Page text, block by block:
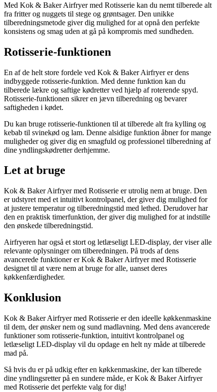
Med Kok & Baker Airfryer med Rotisserie kan du nemt tilberede alt
fra fritter og nuggets til stege og grøntsager. Den unikke
tilberedningsmetode giver dig mulighed for at opnå den perfekte
konsistens og smag uden at gå på kompromis med sundheden.
Rotisserie-funktionen
En af de helt store fordele ved Kok & Baker Airfryer er dens
indbyggede rotisserie-funktion. Med denne funktion kan du
tilberede lækre og saftige kødretter ved hjælp af roterende spyd.
Rotisserie-funktionen sikrer en jævn tilberedning og bevarer
saftigheden i kødet.
Du kan bruge rotisserie-funktionen til at tilberede alt fra kylling og
kebab til svinekød og lam. Denne alsidige funktion åbner for mange
muligheder og giver dig en smagfuld og professionel tilberedning af
dine yndlingskødretter derhjemme.
Let at bruge
Kok & Baker Airfryer med Rotisserie er utrolig nem at bruge. Den
er udstyret med et intuitivt kontrolpanel, der giver dig mulighed for
at justere temperatur og tilberedningstid med lethed. Derudover har
den en praktisk timerfunktion, der giver dig mulighed for at indstille
den ønskede tilberedningstid.
Airfryeren har også et stort og letlæseligt LED-display, der viser alle
relevante oplysninger om tilberedningen. På trods af dens
avancerede funktioner er Kok & Baker Airfryer med Rotisserie
designet til at være nem at bruge for alle, uanset deres
køkkenfærdigheder.
Konklusion
Kok & Baker Airfryer med Rotisserie er den ideelle køkkenmaskine
til dem, der ønsker nem og sund madlavning. Med dens avancerede
funktioner som rotisserie-funktion, intuitivt kontrolpanel og
letlæseligt LED-display vil du opdage en helt ny måde at tilberede
mad på.
Så hvis du er på udkig efter en køkkenmaskine, der kan tilberede
dine yndlingsretter på en sundere måde, er Kok & Baker Airfryer
med Rotisserie det perfekte valg for dig!